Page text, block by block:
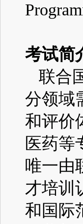
考试简
联合
分领域
和评价
医药等
唯一由
才培训
和国际